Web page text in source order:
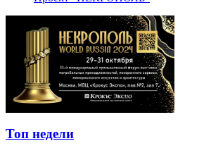
Топ недели